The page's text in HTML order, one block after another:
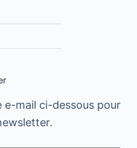
e-mail ci-dessous pour